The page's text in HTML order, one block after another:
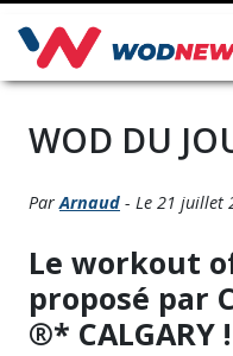
WOD DU
ParArnaud - Le 21 juillet
Le workout
proposé par
®* CALGARY !